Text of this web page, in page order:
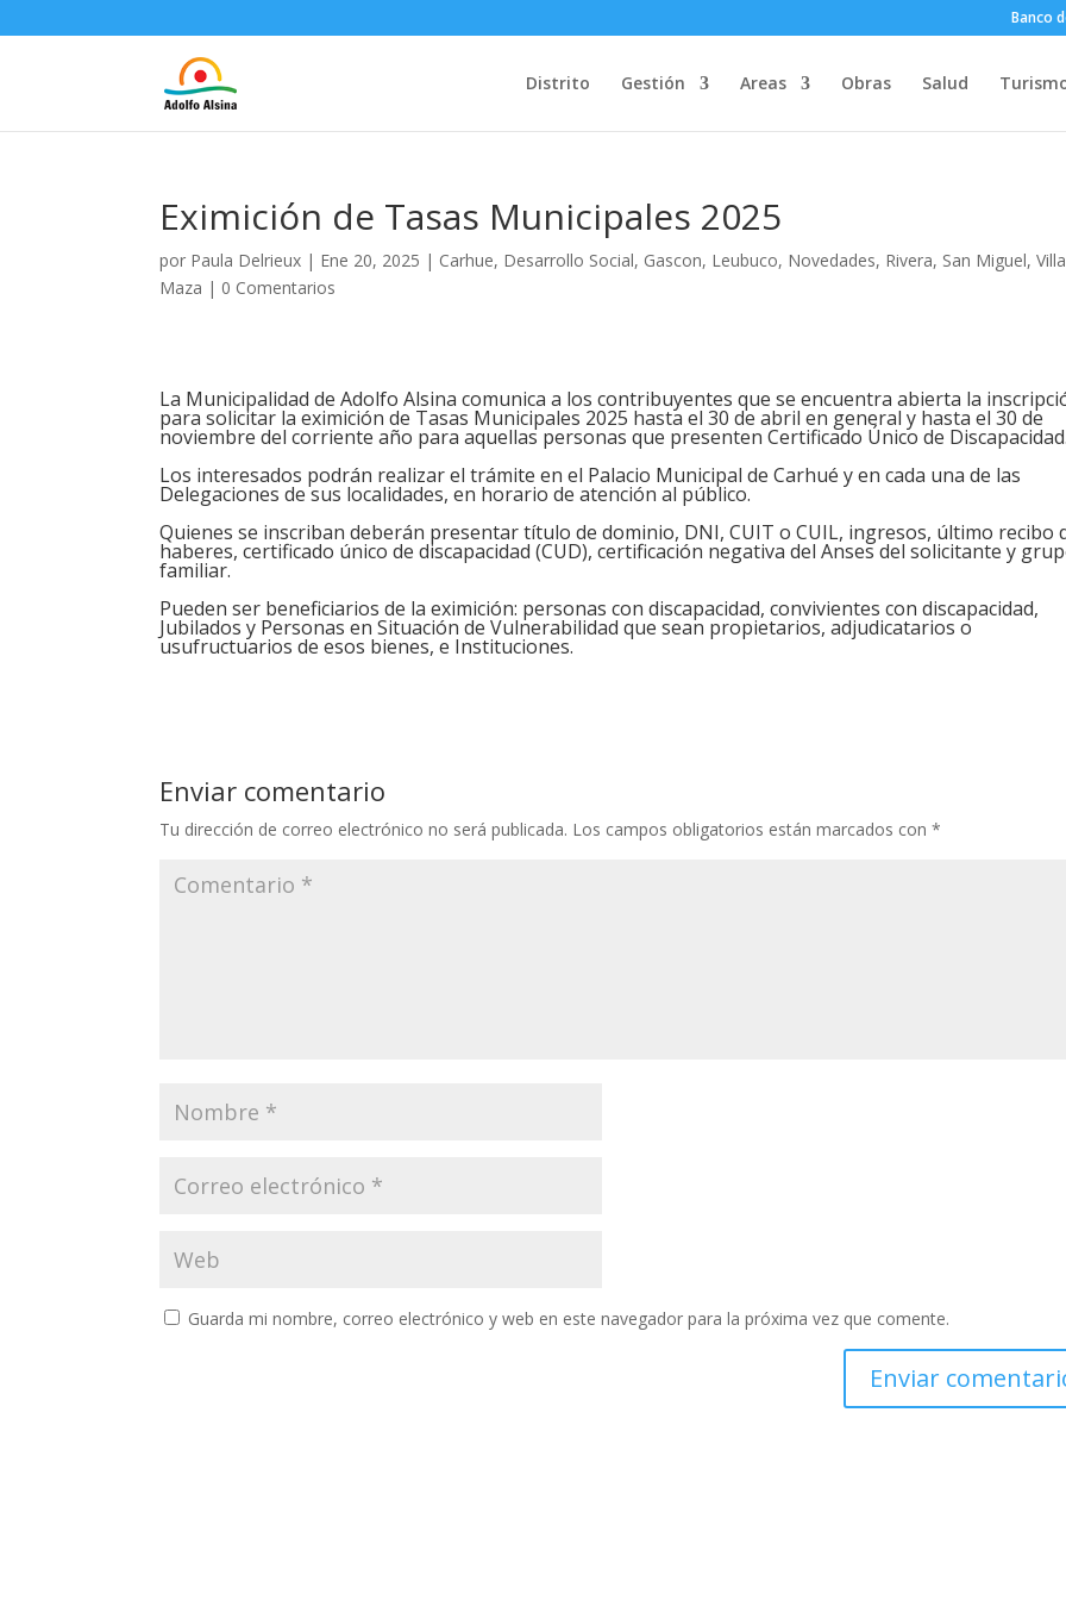
Banco
Distrito Gestión Areas Obras Salud
Eximición de Tasas Municipales 2025
por Paula Delrieux | Ene 20, 2025 | Carhue, Desarrollo Social, Gascon, Leubuco, Novedades, Rivera, San Miguel,Villa
Maza | 0 Comentarios
La Municipalidad de Adolfo Alsina comunica a los contribuyentes que se encuentra abierta la
para solicitar la eximición de Tasas Municipales 2025 hasta el 30 de abril en general y hasta el 30 de
noviembre del corriente año para aquellas personas que presenten Certificado Único de
Los interesados podrán realizar el trámite en el Palacio Municipal de Carhué y en cada una de las
Delegaciones de sus localidades, en horario de atención al público.
Quienes se inscriban deberán presentar título de dominio, DNI, CUIT o CUIL, ingresos, último recibo
haberes, certificado único de discapacidad (CUD), certificación negativa del Anses del solicitante y
familiar.
Pueden ser beneficiarios de la eximición: personas con discapacidad, convivientes con discapacidad,
Jubilados y Personas en Situación de Vulnerabilidad que sean propietarios, adjudicatarios o
usufructuarios de esos bienes, e Instituciones.
Enviar comentario
Tu dirección de correo electrónico no será publicada. Los campos obligatorios están marcados con*
Guarda mi nombre, correo electrónico y web en este navegador para la próxima vez que comente.